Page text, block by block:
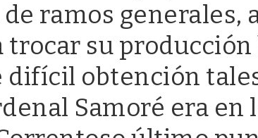
ramos generales,
su producción
difícil obtención
Samoré era en